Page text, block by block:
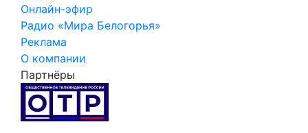
Онлайн-эфир
Радио «Мира Белогорья»
Реклама
О компании
Партнёры